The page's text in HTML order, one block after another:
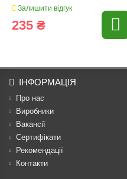
Залишити відгук
235 ₴
ІНФОРМАЦІЯ
Про нас
Виробники
Вакансії
Сертифікати
Рекомендації
Контакти